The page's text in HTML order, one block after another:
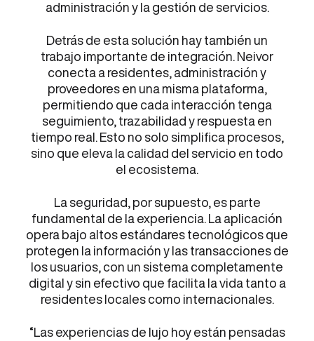
administración y la gestión de servicios.
Detrás de esta solución hay también un
trabajo importante de integración. Neivor
conecta a residentes, administración y
proveedores en una misma plataforma,
permitiendo que cada interacción tenga
seguimiento, trazabilidad y respuesta en
tiempo real. Esto no solo simplifica procesos,
sino que eleva la calidad del servicio en todo
el ecosistema.
La seguridad, por supuesto, es parte
fundamental de la experiencia. La aplicación
opera bajo altos estándares tecnológicos que
protegen la información y las transacciones de
los usuarios, con un sistema completamente
digital y sin efectivo que facilita la vida tanto a
residentes locales como internacionales.
“Las experiencias de lujo hoy están pensadas